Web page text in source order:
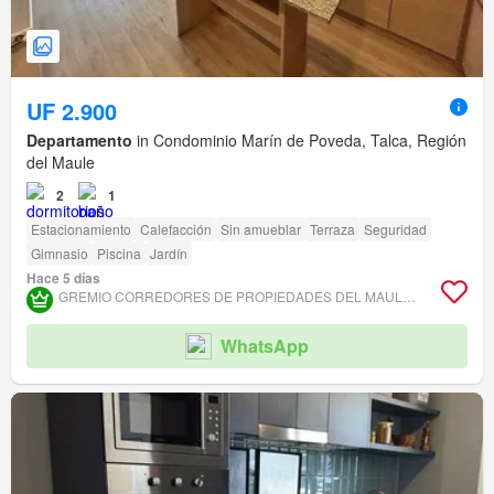
UF 2.900
Departamento in Condominio Marín de Poveda, Talca, Región
del Maule
2 1
Estacionamiento Calefacción Sin amueblar Terraza Seguridad
Gimnasio Piscina Jardín
Hace 5 días
WhatsApp